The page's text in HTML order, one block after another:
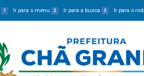
1 Ir para o menu 2 Ir para a busca 3 Ir para o